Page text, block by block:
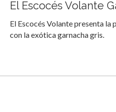
El Escocés Volante
El Escocés Volante presenta
con la exótica garnacha gris.